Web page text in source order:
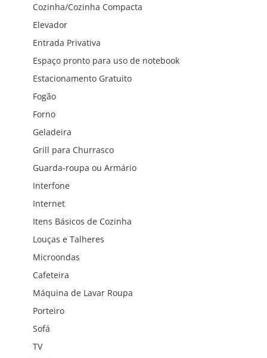
Cozinha/Cozinha Compacta
Elevador
Entrada Privativa
Espaço pronto para uso de notebook
Estacionamento Gratuito
Fogão
Forno
Geladeira
Grill para Churrasco
Guarda-roupa ou Armário
Interfone
Internet
Itens Básicos de Cozinha
Louças e Talheres
Microondas
Cafeteira
Máquina de Lavar Roupa
Porteiro
Sofá
TV